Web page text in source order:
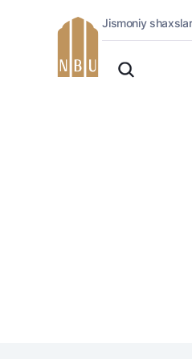
O'zbek
Jismoniy
Jismoniy